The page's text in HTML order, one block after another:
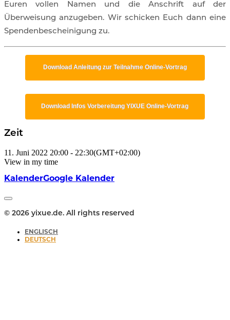
Euren vollen Namen und die Anschrift auf der
Überweisung anzugeben. Wir schicken Euch dann eine
Spendenbescheinigung zu.
Download Anleitung zur Teilnahme Online-Vortrag
Download Infos Vorbereitung YIXUE Online-Vortrag
Zeit
11. Juni 2022 20:00 - 22:30(GMT+02:00)
View in my time
KalenderGoogle Kalender
© 2026 yixue.de. All rights reserved
ENGLISCH
DEUTSCH